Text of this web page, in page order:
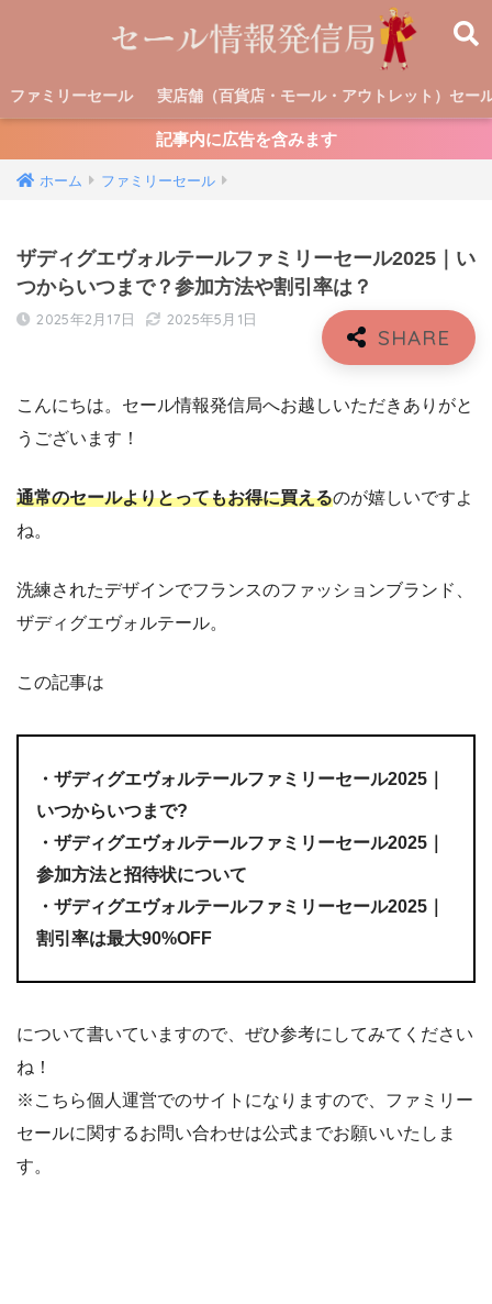
ファミリーセール 実店舗（百貨店・モール・アウトレット）セー
記事内に広告を含みます
ホーム ファミリーセール
ザディグエヴォルテールファミリーセール2025｜い
つからいつまで？参加方法や割引率は？
2025年2月17日 2025年5月1日
こんにちは。セール情報発信局へお越しいただきありがと
うございます！
通常のセールよりとってもお得に買えるのが嬉しいですよ
ね。
洗練されたデザインでフランスのファッションブランド、
ザディグエヴォルテール。
この記事は
・ザディグエヴォルテールファミリーセール2025｜
いつからいつまで?
・ザディグエヴォルテールファミリーセール2025｜
参加方法と招待状について
・ザディグエヴォルテールファミリーセール2025｜
割引率は最大90%OFF
について書いていますので、ぜひ参考にしてみてください
ね！
※こちら個人運営でのサイトになりますので、ファミリー
セールに関するお問い合わせは公式までお願いいたしま
す。